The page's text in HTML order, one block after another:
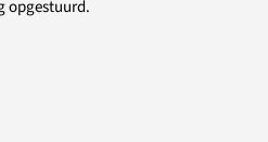
opgestuurd.